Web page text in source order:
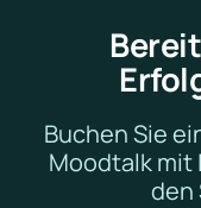
Buchen Sie
Moodtalk mit
den